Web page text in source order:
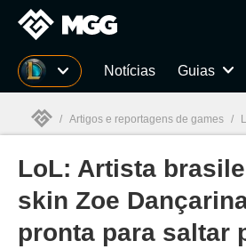
Millenium Notícias Guias
Millenium
/ Artigos e reportagens de games /
LoL: Artista
skin Zoe
pronta para saltar